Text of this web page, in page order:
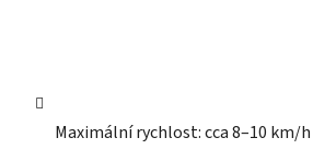
Maximální rychlost: cca 8–10 km/h